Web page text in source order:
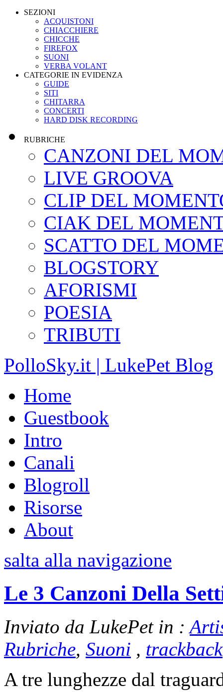
SEZIONI
ACQUISTONI
CHIACCHIERE
CHICCHE
FIREFOX
SUONI
VERBA VOLANT
CATEGORIE IN EVIDENZA
GUIDE
SITI
CHITARRA
CONCERTI
HARD DISK RECORDING
RUBRICHE
CANZONI DEL
LIVE GROOVA
CLIP DEL
CIAK DEL
SCATTO DEL
BLOGSTORY
AFORISMI
POESIA
TRIBUTI
PolloSky.it | LukePet Blog
Home
Guestbook
Intro
Canali
Blogroll
Risorse
About
salta alla navigazione
Le 3 Canzoni Della
Inviato da LukePet in :
Rubriche, Suoni , trackback
A tre lunghezze dal